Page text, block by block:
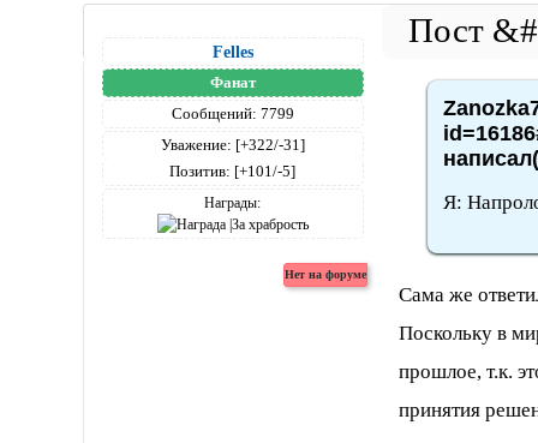
Felles
Фанат
Сообщений: 7799
Уважение: [+322/-31]
Позитив: [+101/-5]
Награды: Я:
Сама же
Поскольку в
прошлое, т.к.
принятия